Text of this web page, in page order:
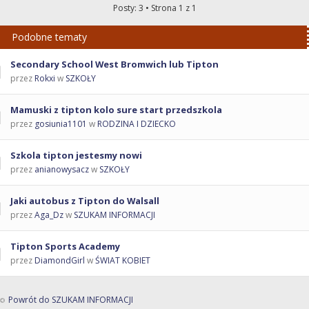
Posty: 3 • Strona 1 z 1
Podobne tematy
Secondary School West Bromwich lub Tipton
przez Rokxi w SZKOŁY
Mamuski z tipton kolo sure start przedszkola
przez gosiunia1101 w RODZINA I DZIECKO
Szkola tipton jestesmy nowi
przez anianowysaczw SZKOŁY
Jaki autobus z Tipton do Walsall
przezAga_Dzw SZUKAM INFORMACJI
Tipton Sports Academy
przez DiamondGirl wŚWIAT KOBIET
Powrót do SZUKAM INFORMACJI